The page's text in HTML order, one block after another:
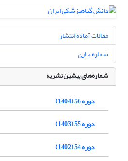
مقالات آماده انتشار
شماره جاری
شماره‌های پیشین نشریه
دوره 56 (1404)
دوره 55 (1403)
دوره 54 (1402)